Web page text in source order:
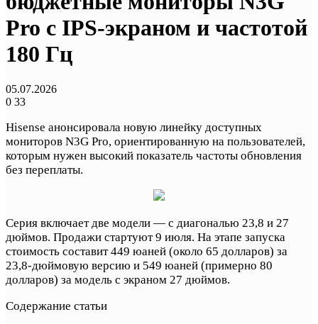
Pro с IPS-экраном и частотой
180 Гц
05.07.2026
0 33
Hisense анонсировала новую линейку доступных
мониторов N3G Pro, ориентированную на пользователей,
которым нужен высокий показатель частоты обновления
без переплаты.
Серия включает две модели — с диагональю 23,8 и 27
дюймов. Продажи стартуют 9 июля. На этапе запуска
стоимость составит 449 юаней (около 65 долларов) за
23,8-дюймовую версию и 549 юаней (примерно 80
долларов) за модель с экраном 27 дюймов.
Содержание статьи